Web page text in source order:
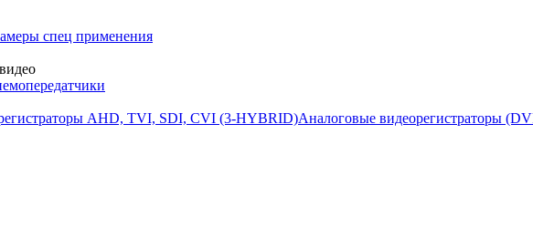
спец применения
AHD, TVI, SDI, CVI (3-HYBRID)Аналоговые видеорегистраторы